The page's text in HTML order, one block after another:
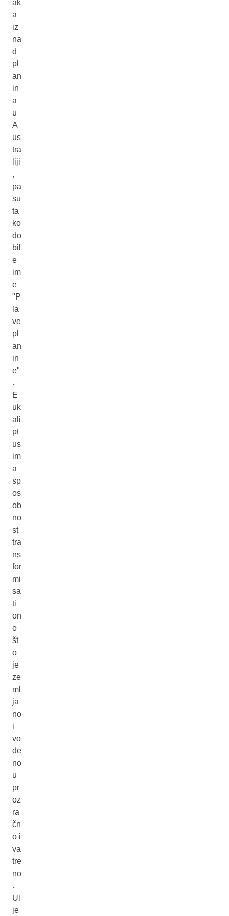
ak
a
iz
na
d
pl
an
in
a
u
A
us
tra
liji
,
pa
su
ta
ko
do
bil
e
im
e
"P
la
ve
pl
an
in
e"
.
E
uk
ali
pt
us
im
a
sp
os
ob
no
st
tra
ns
for
mi
sa
ti
on
o
št
o
je
ze
ml
ja
no
i
vo
de
no
u
pr
oz
ra
čn
o i
va
tre
no
.
Ul
je